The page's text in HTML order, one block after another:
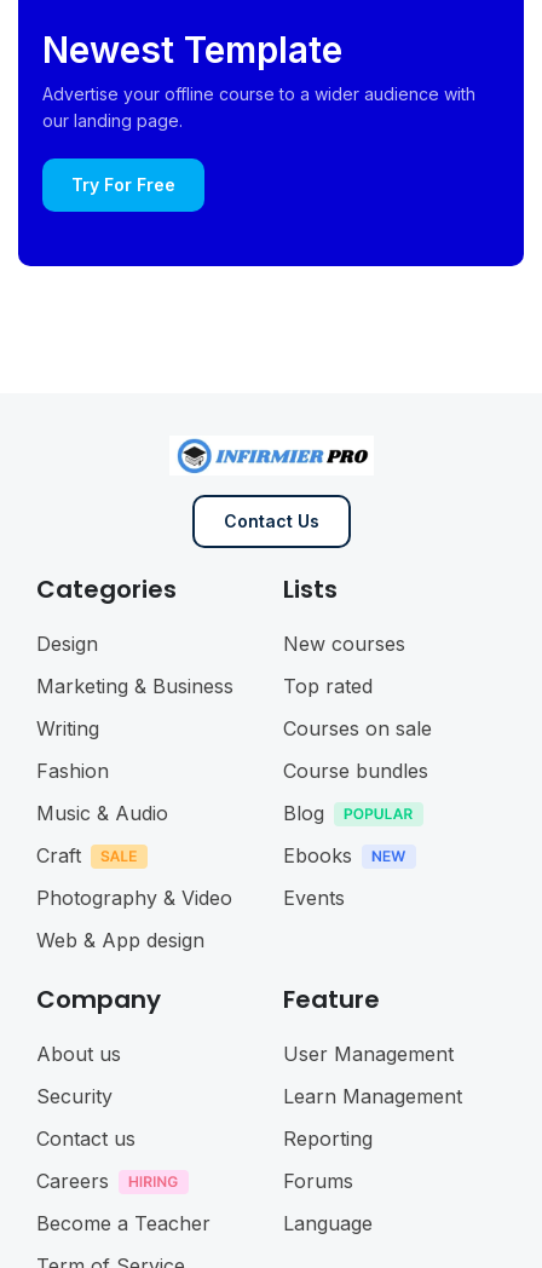
Newest Template
Advertise your offline course to a wider audience with
our landing page.
Try For Free
Contact Us
Categories
Design
Marketing & Business
Writing
Fashion
Music & Audio
Craft
Photography & Video
Web & App design
Lists
New courses
Top rated
Courses on sale
Course bundles
Blog
Ebooks
Events
Company
About us
Security
Contact us
Careers
Become a Teacher
Feature
User Management
Learn Management
Reporting
Forums
Language